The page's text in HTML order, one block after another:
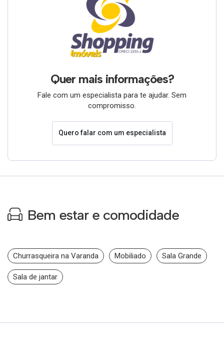
Quer mais informações?
Fale com um especialista para te ajudar. Sem
compromisso.
Quero falar com um especialista
Bem estar e comodidade
Churrasqueira na Varanda Mobiliado Sala Grande
Sala de jantar